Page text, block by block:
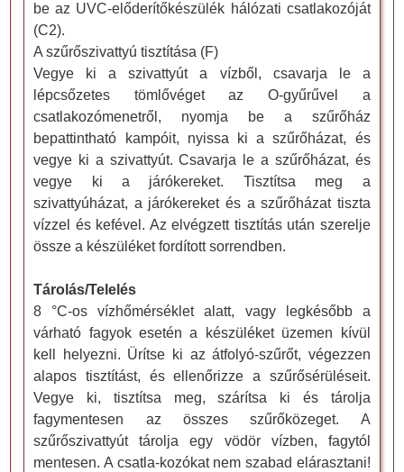
be az UVC-előderítőkészülék hálózati csatlakozóját
(C2).
A szűrőszivattyú tisztítása (F)
Vegye ki a szivattyút a vízből, csavarja le a
lépcsőzetes tömlővéget az O-gyűrűvel a
csatlakozómenetről, nyomja be a szűrőház
bepattintható kampóit, nyissa ki a szűrőházat, és
vegye ki a szivattyút. Csavarja le a szűrőházat, és
vegye ki a járókereket. Tisztítsa meg a
szivattyúházat, a járókereket és a szűrőházat tiszta
vízzel és kefével. Az elvégzett tisztítás után szerelje
össze a készüléket fordított sorrendben.
Tárolás/Telelés
8 °C-os vízhőmérséklet alatt, vagy legkésőbb a
várható fagyok esetén a készüléket üzemen kívül
kell helyezni. Ürítse ki az átfolyó-szűrőt, végezzen
alapos tisztítást, és ellenőrizze a szűrősérüléseit.
Vegye ki, tisztítsa meg, szárítsa ki és tárolja
fagymentesen az összes szűrőközeget. A
szűrőszivattyút tárolja egy vödör vízben, fagytól
mentesen. A csatla-kozókat nem szabad elárasztani!